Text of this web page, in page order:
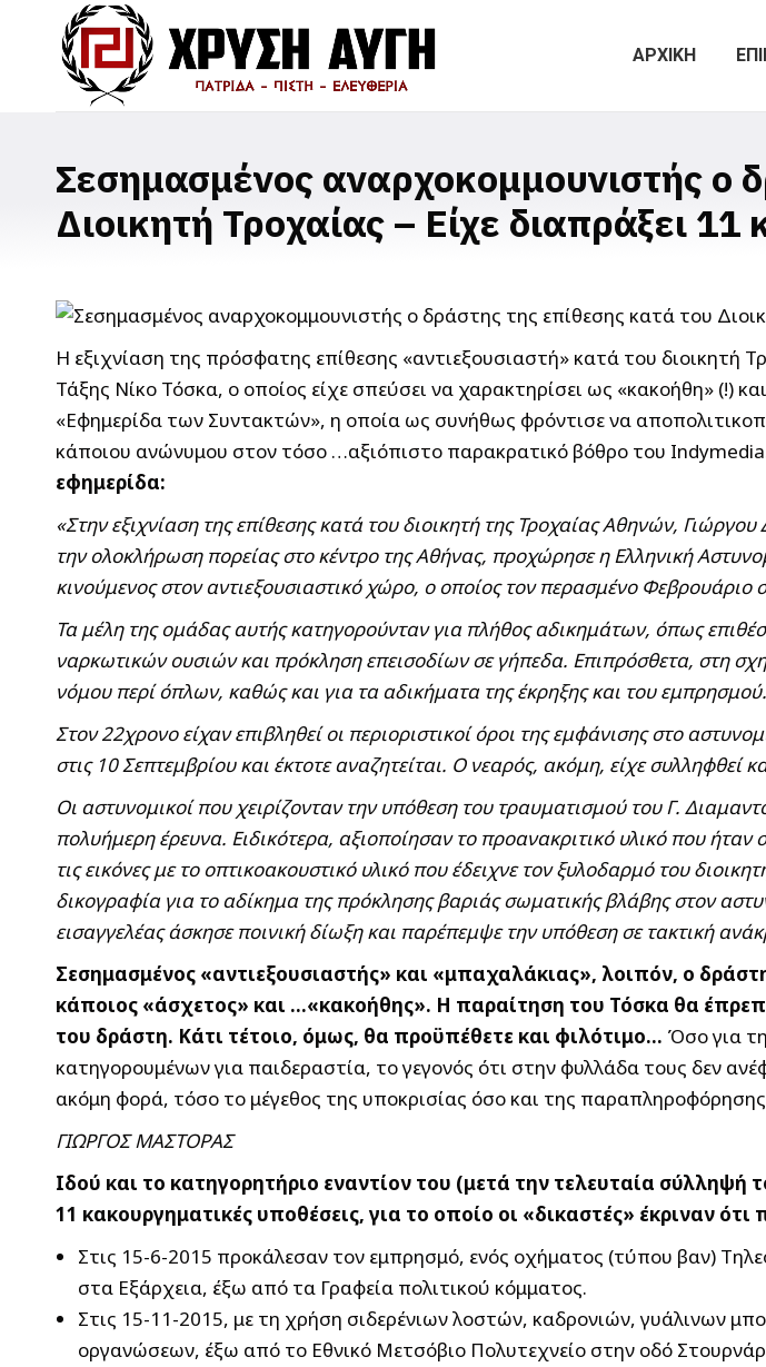
ΑΡΧΙΚΗ
Σεσημασμένος αναρχοκομμουνιστής ο
Διοικητή Τροχαίας – Είχε διαπράξει
Η εξιχνίαση της πρόσφατης επίθεσης «αντιεξουσιαστή» κατά του
Τάξης Νίκο Τόσκα, ο οποίος είχε σπεύσει να χαρακτηρίσει ως «κακοήθη» (!)
«Εφημερίδα των Συντακτών», η οποία ως συνήθως φρόντισε να
κάποιου ανώνυμου στον τόσο …αξιόπιστο παρακρατικό βόθρο του
εφημερίδα:
«Στην εξιχνίαση της επίθεσης κατά του διοικητή της Τροχαίας Αθηνών,
την ολοκλήρωση πορείας στο κέντρο της Αθήνας, προχώρησε η Ελληνική
κινούμενος στον αντιεξουσιαστικό χώρο, ο οποίος τον περασμένο
Τα μέλη της ομάδας αυτής κατηγορούνταν για πλήθος αδικημάτων, όπως
ναρκωτικών ουσιών και πρόκληση επεισοδίων σε γήπεδα. Επιπρόσθετα, στη
νόμου περί όπλων, καθώς και για τα αδικήματα της έκρηξης και του εμπρησμού.
Στον 22χρονο είχαν επιβληθεί οι περιοριστικοί όροι της εμφάνισης στο
στις 10 Σεπτεμβρίου και έκτοτε αναζητείται. Ο νεαρός, ακόμη, είχε συλληφθεί
Οι αστυνομικοί που χειρίζονταν την υπόθεση του τραυματισμού του Γ.
πολυήμερη έρευνα. Ειδικότερα, αξιοποίησαν το προανακριτικό υλικό που
τις εικόνες με το οπτικοακουστικό υλικό που έδειχνε τον ξυλοδαρμό του
δικογραφία για το αδίκημα της πρόκλησης βαριάς σωματικής βλάβης στον
εισαγγελέας άσκησε ποινική δίωξη και παρέπεμψε την υπόθεση σε τακτική
Σεσημασμένος «αντιεξουσιαστής» και «μπαχαλάκιας», λοιπόν, ο
κάποιος «άσχετος» και …«κακοήθης». Η παραίτηση του Τόσκα θα
του δράστη. Κάτι τέτοιο, όμως, θα προϋπέθετε και φιλότιμο… Όσο για
κατηγορουμένων για παιδεραστία, το γεγονός ότι στην φυλλάδα τους δεν
ακόμη φορά, τόσο το μέγεθος της υποκρισίας όσο και της παραπληροφόρησης
ΓΙΩΡΓΟΣ ΜΑΣΤΟΡΑΣ
Ιδού και το κατηγορητήριο εναντίον του (μετά την τελευταία
11 κακουργηματικές υποθέσεις, για το οποίο οι «δικαστές» έκριναν
Στις 15-6-2015 προκάλεσαν τον εμπρησμό, ενός οχήματος (τύπου βαν)
στα Εξάρχεια, έξω από τα Γραφεία πολιτικού κόμματος.
Στις 15-11-2015, με τη χρήση σιδερένιων λοστών, καδρονιών, γυάλινων
οργανώσεων, έξω από το Εθνικό Μετσόβιο Πολυτεχνείο στην οδό